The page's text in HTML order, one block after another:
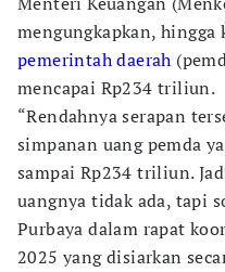
mengungkapkan,
pemerintah daerah
mencapai Rp234 triliun.
“Rendahnya serapan
simpanan uang pemda
sampai Rp234 triliun.
uangnya tidak ada, tapi
Purbaya dalam rapat
2025 yang disiarkan